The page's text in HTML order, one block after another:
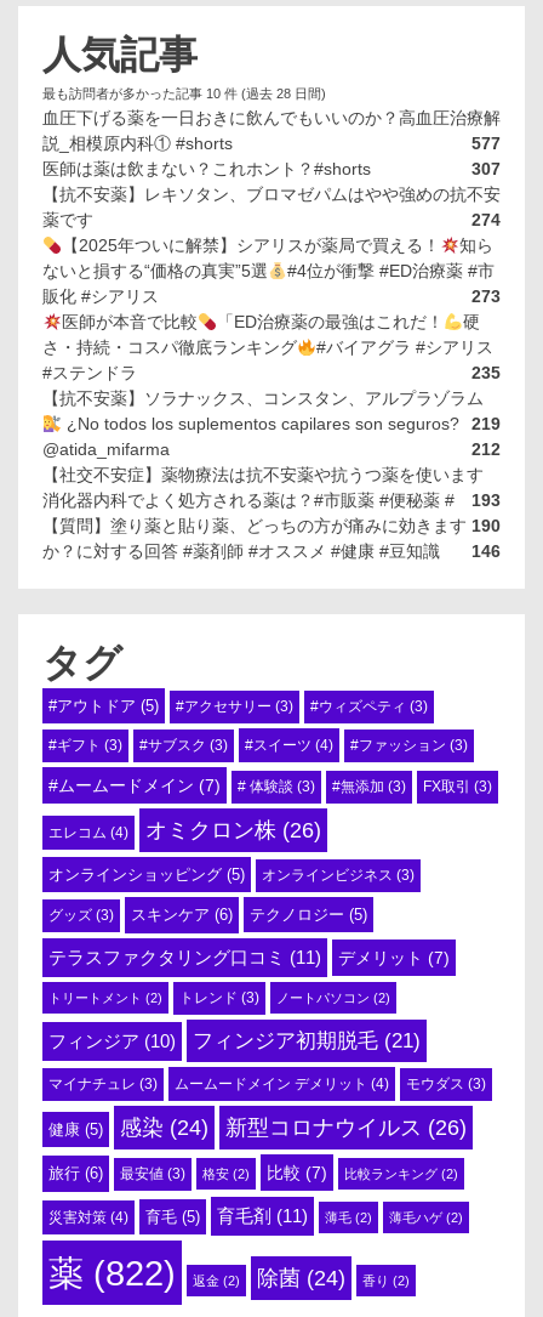
人気記事
最も訪問者が多かった記事 10 件 (過去 28 日間)
血圧下げる薬を一日おきに飲んでもいいのか？高血圧治療解
説_相模原内科① #shorts
577
医師は薬は飲まない？これホント？#shorts
307
【抗不安薬】レキソタン、ブロマゼパムはやや強めの抗不安
薬です
274
【2025年ついに解禁】シアリスが薬局で買える！
知ら
ないと損する“価格の真実”5選
#4位が衝撃 #ED治療薬 #市
販化 #シアリス
273
医師が本音で比較
「ED治療薬の最強はこれだ！
硬
さ・持続・コスパ徹底ランキング
#バイアグラ #シアリス
#ステンドラ
235
【抗不安薬】ソラナックス、コンスタン、アルプラゾラム
219
¿No todos los suplementos capilares son seguros?
@atida_mifarma
212
【社交不安症】薬物療法は抗不安薬や抗うつ薬を使います
193
消化器内科でよく処方される薬は？#市販薬 #便秘薬 #
190
【質問】塗り薬と貼り薬、どっちの方が痛みに効きます
か？に対する回答 #薬剤師 #オススメ #健康 #豆知識
146
タグ
#アウトドア (5) #アクセサリー (3) #ウィズペティ (3)
#ギフト (3) #サブスク (3) #スイーツ (4) #ファッション (3)
#ムームードメイン (7) # 体験談 (3) #無添加 (3) FX取引 (3)
エレコム (4) オミクロン株 (26)
オンラインショッピング (5) オンラインビジネス (3)
グッズ (3) スキンケア (6) テクノロジー (5)
テラスファクタリング口コミ (11) デメリット (7)
トリートメント (2) トレンド (3) ノートパソコン (2)
フィンジア (10) フィンジア初期脱毛 (21)
マイナチュレ (3) ムームードメイン デメリット (4) モウダス (3)
健康 (5) 感染 (24) 新型コロナウイルス (26)
旅行 (6) 最安値 (3) 格安 (2) 比較 (7) 比較ランキング (2)
災害対策 (4) 育毛 (5) 育毛剤 (11) 薄毛 (2) 薄毛ハゲ(2)
薬 (822) 返金 (2) 除菌 (24) 香り (2)